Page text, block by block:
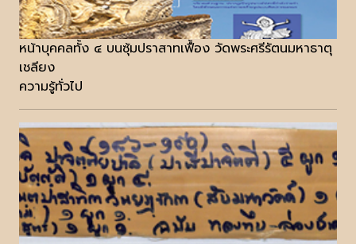
หน้าบุคคลทั้ง ๔ บนซุ้มปราสาทเฟื้อง วัดพระศรีรัตนมหาธาตุ
เชลียง
ความรู้ทั่วไป